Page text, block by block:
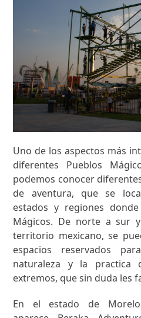
Uno de los aspectos más
diferentes Pueblos
podemos conocer
de aventura, que se
estados y regiones
Mágicos. De norte a sur
territorio mexicano, se
espacios reservados
naturaleza y la practica
extremos, que sin duda les
En el estado de